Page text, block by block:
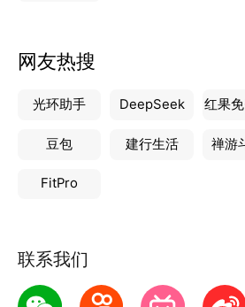
喝咖啡有补贴。
下载注册，领取你的咖啡币，开
网友热搜
光环助手 DeepSeek 红果
豆包 建行生活 禅游
FitPro
联系我们